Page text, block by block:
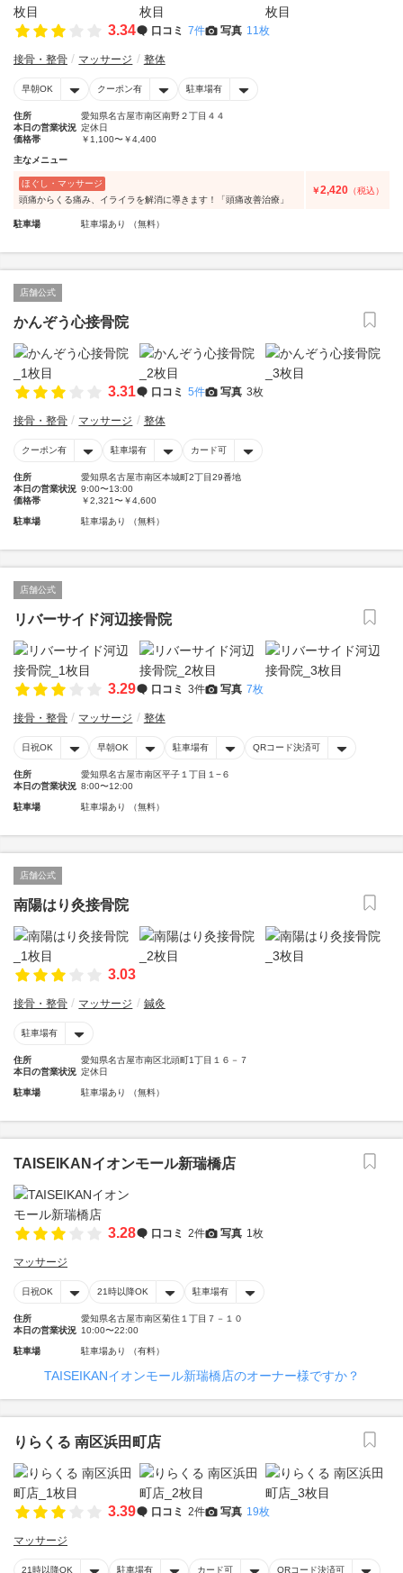
3.34 口コミ 7件 写真 11枚
接骨・整骨 マッサージ 整体
早朝OK クーポン有 駐車場有
住所
愛知県名古屋市南区南野２丁目４４
本日の営業状況 定休日
価格帯
￥1,100〜￥4,400
主なメニュー
ほぐし・マッサージ
頭痛からくる痛み、イライラを解消に導きます！「頭痛改善治療」
￥2,420 （税込）
駐車場 駐車場あり （無料）
店舗公式
かんぞう心接骨院
3.31 口コミ 5件 写真 3枚
接骨・整骨 マッサージ 整体
クーポン有 駐車場有 カード可
住所
愛知県名古屋市南区本城町2丁目29番地
本日の営業状況 9:00〜13:00
価格帯
￥2,321〜￥4,600
駐車場 駐車場あり （無料）
店舗公式
リバーサイド河辺接骨院
3.29 口コミ 3件 写真 7枚
接骨・整骨 マッサージ 整体
日祝OK 早朝OK 駐車場有 QRコード決済可
住所
愛知県名古屋市南区平子１丁目１−６
本日の営業状況 8:00〜12:00
駐車場 駐車場あり （無料）
店舗公式
南陽はり灸接骨院
3.03
接骨・整骨 マッサージ 鍼灸
駐車場有
住所
愛知県名古屋市南区北頭町1丁目１６－７
本日の営業状況 定休日
駐車場 駐車場あり （無料）
TAISEIKANイオンモール新瑞橋店
3.28 口コミ 2件 写真 1枚
マッサージ
日祝OK 21時以降OK 駐車場有
住所
愛知県名古屋市南区菊住１丁目７－１０
本日の営業状況 10:00〜22:00
駐車場 駐車場あり （有料）
TAISEIKANイオンモール新瑞橋店のオーナー様ですか？
りらくる 南区浜田町店
3.39 口コミ 2件 写真 19枚
マッサージ
21時以降OK 駐車場有 カード可 QRコード決済可